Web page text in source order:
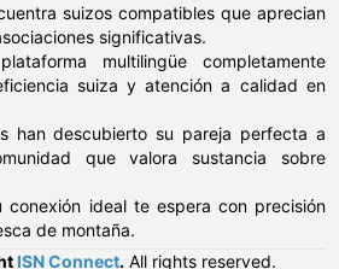
suizos compatibles que aprecian
significativas.
multilingüe completamente
suiza y atención a calidad en
han descubierto su pareja perfecta a
que valora sustancia sobre
conexión ideal te espera con precisión
de montaña.
ISN Connect. All rights reserved.